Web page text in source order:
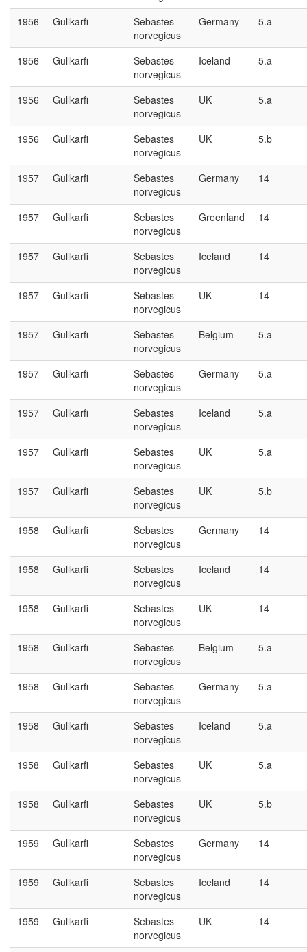
1956
Gullkarfi
Sebastes
norvegicus
Germany 5.a
1956 Gullkarfi
Sebastes
norvegicus
Iceland 5.a
1956 Gullkarfi
Sebastes
norvegicus
UK 5.a
1956 Gullkarfi
Sebastes
norvegicus
UK 5.b
1957 Gullkarfi
Sebastes
norvegicus
Germany 14
1957 Gullkarfi
Sebastes
norvegicus
Greenland 14
1957 Gullkarfi
Sebastes
norvegicus
Iceland 14
1957 Gullkarfi
Sebastes
norvegicus
UK 14
1957 Gullkarfi
Sebastes
norvegicus
Belgium 5.a
1957 Gullkarfi
Sebastes
norvegicus
Germany 5.a
1957 Gullkarfi
Sebastes
norvegicus
Iceland 5.a
1957 Gullkarfi
Sebastes
norvegicus
UK 5.a
1957 Gullkarfi
Sebastes
norvegicus
UK 5.b
1958 Gullkarfi
Sebastes
norvegicus
Germany 14
1958 Gullkarfi
Sebastes
norvegicus
Iceland 14
1958 Gullkarfi
Sebastes
norvegicus
UK 14
1958 Gullkarfi
Sebastes
norvegicus
Belgium 5.a
1958 Gullkarfi
Sebastes
norvegicus
Germany 5.a
1958 Gullkarfi
Sebastes
norvegicus
Iceland 5.a
1958 Gullkarfi
Sebastes
norvegicus
UK 5.a
1958 Gullkarfi
Sebastes
norvegicus
UK 5.b
1959 Gullkarfi
Sebastes
norvegicus
Germany 14
1959 Gullkarfi
Sebastes
norvegicus
Iceland 14
1959 Gullkarfi
Sebastes
norvegicus
UK 14